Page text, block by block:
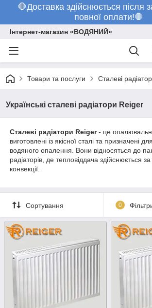
🛑Доставка здійснюється після
повної оплати!🛑
Інтернет-магазин «ВОДЯНИЙ»
Товари та послуги Сталеві
Українські сталеві радіатори Reiger
Сталеві радіатори Reiger- це
виготовлені із якісної сталі та призначені
водяного опалення. Вони відносяться до
радіаторів, де тепловіддача здійснюється
конвекції.
Сортування 0